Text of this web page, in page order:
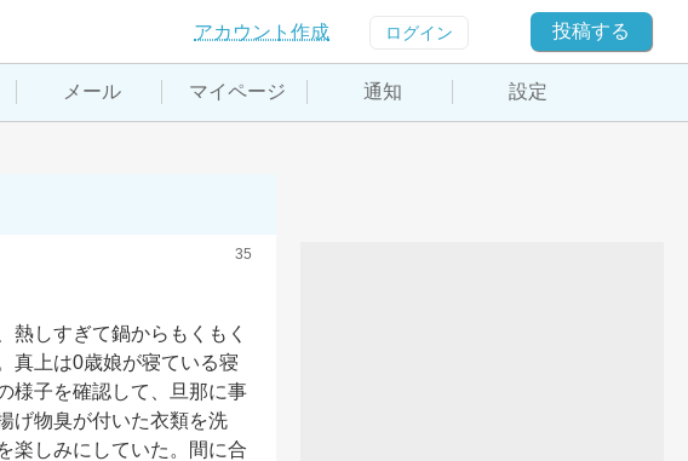
アカウント作成 ログイン 投稿する
メール マイページ 通知 設定
35
熱しすぎて鍋からもくもく
真上は0歳娘が寝ている寝
様子を確認して、旦那に事
げ物臭が付いた衣類を洗
楽しみにしていた。間に合